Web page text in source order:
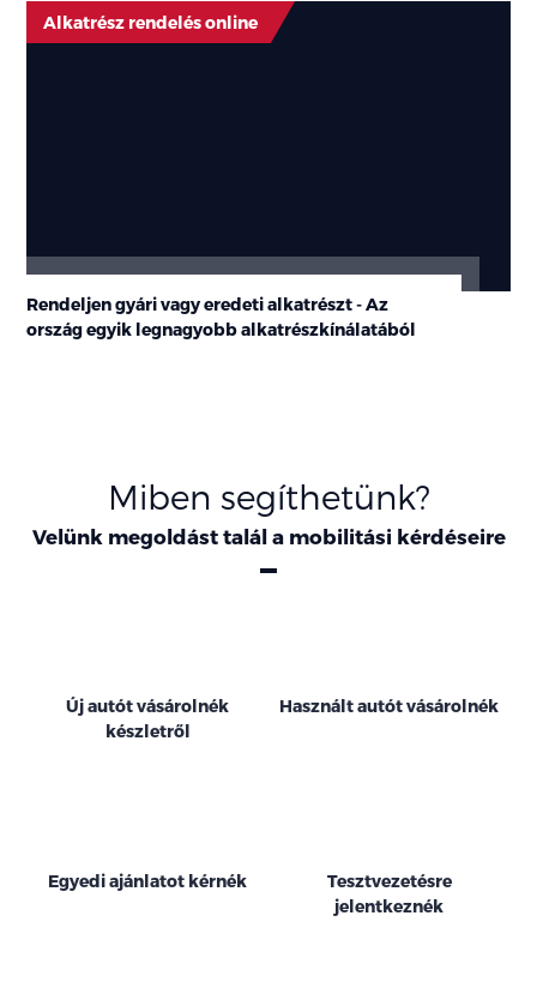
Rendeljen gyári vagy eredeti alkatrészt - Az
ország egyik legnagyobb alkatrészkínálatából
Alkatrész rendelés online
Miben segíthetünk?
Velünk megoldást talál a mobilitási kérdéseire
Új autót vásárolnék
készletről
Használt autót vásárolnék
Egyedi ajánlatot kérnék
Tesztvezetésre
jelentkeznék